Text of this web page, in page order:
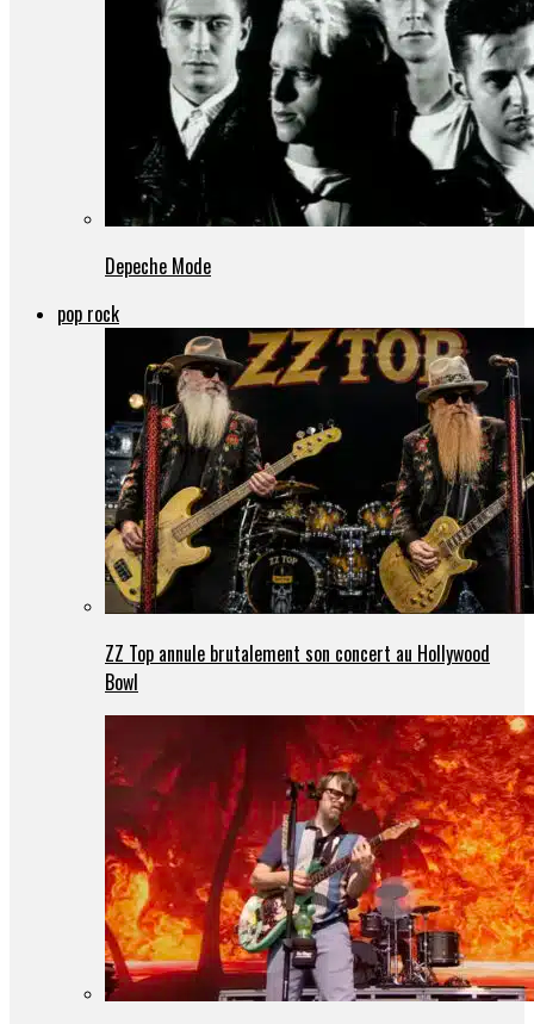
Depeche Mode
pop rock
ZZ Top annule brutalement son concert au Hollywood
Bowl